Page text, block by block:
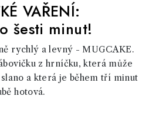
VAŘENÍ:
šesti minut!
rychlý a levný - MUGCAKE.
z hrníčku, která může
a která je během tří minut
hotová.